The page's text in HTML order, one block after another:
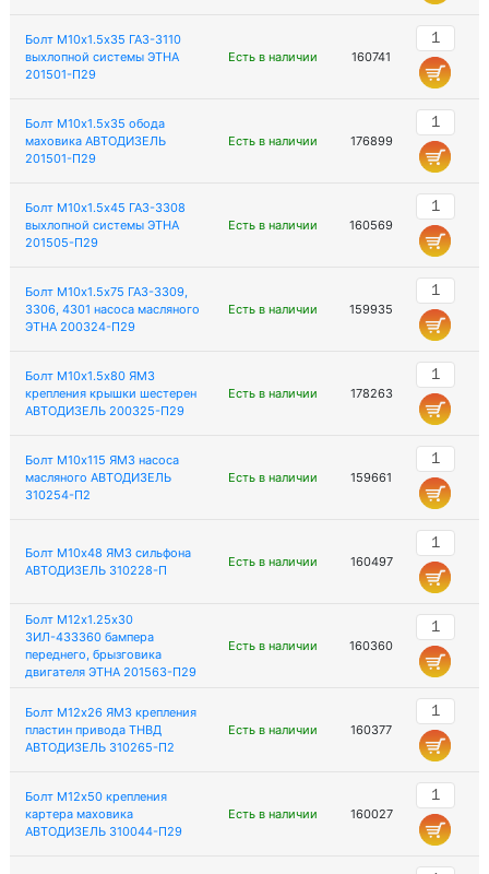
Болт М10х1.5х35 ГАЗ-3110
выхлопной системы ЭТНА
201501-П29
Есть в наличии 160741
Болт М10х1.5х35 обода
маховика АВТОДИЗЕЛЬ
201501-П29
Есть в наличии 176899
Болт М10х1.5х45 ГАЗ-3308
выхлопной системы ЭТНА
201505-П29
Есть в наличии 160569
Болт М10х1.5х75 ГАЗ-3309,
3306, 4301 насоса масляного
ЭТНА 200324-П29
Есть в наличии 159935
Болт М10х1.5х80 ЯМЗ
крепления крышки шестерен
АВТОДИЗЕЛЬ 200325-П29
Есть в наличии 178263
Болт М10х115 ЯМЗ насоса
масляного АВТОДИЗЕЛЬ
310254-П2
Есть в наличии 159661
Болт М10х48 ЯМЗ сильфона
АВТОДИЗЕЛЬ 310228-П
Есть в наличии 160497
Болт М12х1.25х30
ЗИЛ-433360 бампера
переднего, брызговика
двигателя ЭТНА 201563-П29
Есть в наличии 160360
Болт М12х26 ЯМЗ крепления
пластин привода ТНВД
АВТОДИЗЕЛЬ 310265-П2
Есть в наличии 160377
Болт М12х50 крепления
картера маховика
АВТОДИЗЕЛЬ 310044-П29
Есть в наличии 160027